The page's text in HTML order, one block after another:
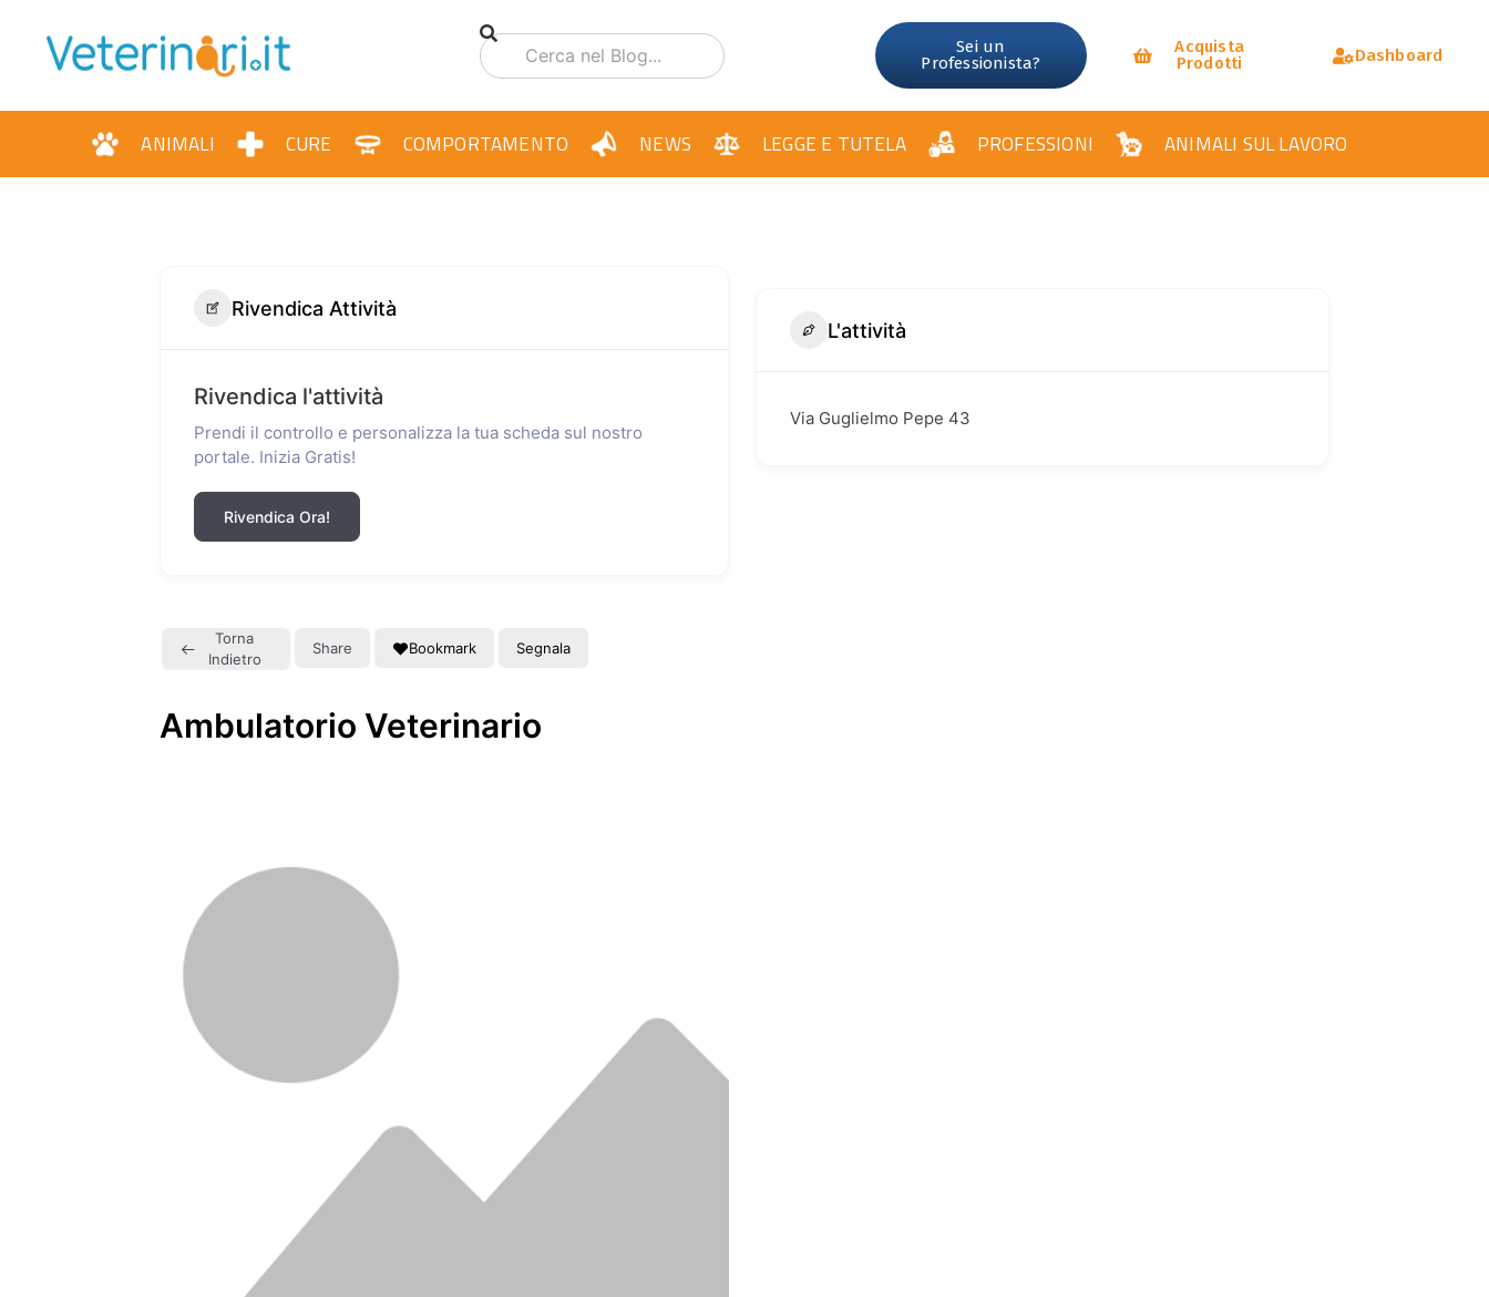
Sei un
Professionista?
Acquista
Prodotti
Dashboard
ANIMALI CURE COMPORTAMENTO NEWS LEGGE E TUTELA PROFESSIONI ANIMALI SUL LAVORO
Rivendica Attività
Rivendica l'attività
Prendi il controllo e personalizza la tua scheda sul nostro
portale. Inizia Gratis!
Rivendica Ora!
Torna
Indietro
Share Bookmark Segnala
Ambulatorio Veterinario
L'attività
Via Guglielmo Pepe 43